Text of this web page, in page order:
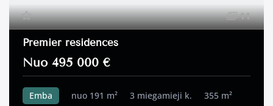
11
Premier residences
Nuo 495 000 €
Emba nuo 191 m² 3 miegamieji k. 355 m²